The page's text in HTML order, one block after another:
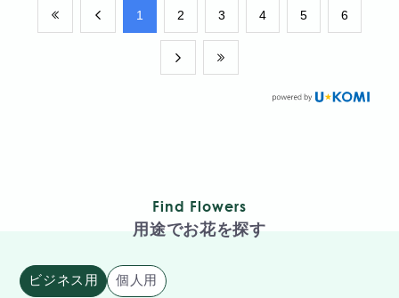
​1 ​2 ​3 ​4 ​5 ​6
Find Flowers
用途でお花を探す
ビジネス用 個人用